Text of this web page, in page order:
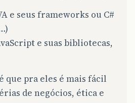
e seus frameworks ou C#
e suas bibliotecas,
que pra eles é mais fácil
de negócios, ética e